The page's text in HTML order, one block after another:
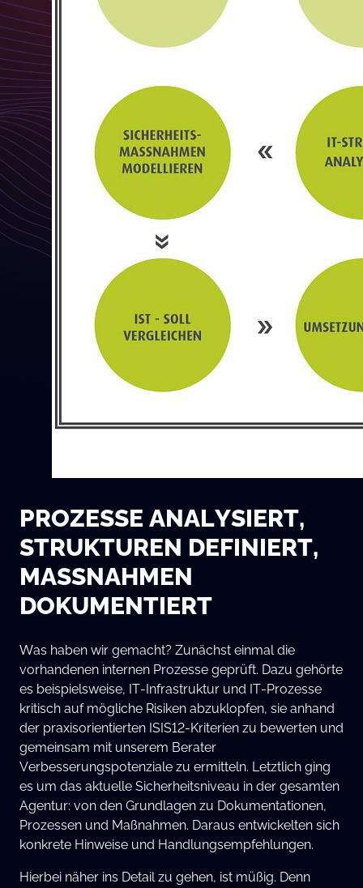
PROZESSE ANALYSIERT,
STRUKTUREN DEFINIERT,
MASSNAHMEN D
OKUMENTIERT
Was haben wir gemacht? Zunächst einmal die
vorhandenen internen Prozesse geprüft. Dazu gehörte
es beispielsweise, IT-Infrastruktur und IT-Prozesse
kritisch auf mögliche Risiken abzuklopfen, sie anhand
der praxisorientierten ISIS12-Kriterien zu bewerten und
gemeinsam mit unserem Berater
Verbesserungspotenziale zu ermitteln. Letztlich ging
es um das aktuelle Sicherheitsniveau in der gesamten
Agentur: von den Grundlagen zu Dokumentationen,
Prozessen und Maßnahmen. Daraus entwickelten sich
konkrete Hinweise und Handlungsempfehlungen.
Hierbei näher ins Detail zu gehen, ist müßig. Denn